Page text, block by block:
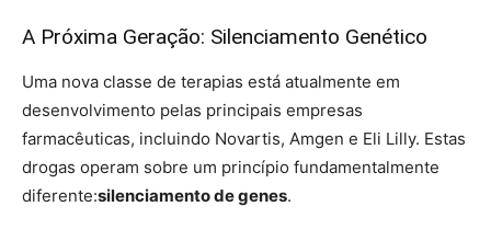
A Próxima Geração: Silenciamento Genético
Uma nova classe de terapias está atualmente em
desenvolvimento pelas principais empresas
farmacêuticas, incluindo Novartis, Amgen e Eli Lilly. Estas
drogas operam sobre um princípio fundamentalmente
diferente:silenciamento de genes.